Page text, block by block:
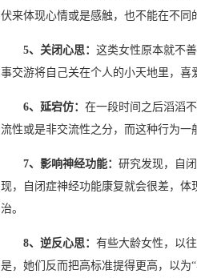
伏来体现心情或是感触，也不能在不同
5、关闭心思： 这类女性原本就不
事交游将自己关在个人的小天地里，喜
6、延宕仿： 在一段时间之后滔滔
流性或是非交流性之分，而这种行为一
7、影响神经功能： 研究发现，自
现，自闭症神经功能康复就会很差，
治。
8、逆反心思： 有些大龄女性，以
是，她们反而把高标准提得更高，以为